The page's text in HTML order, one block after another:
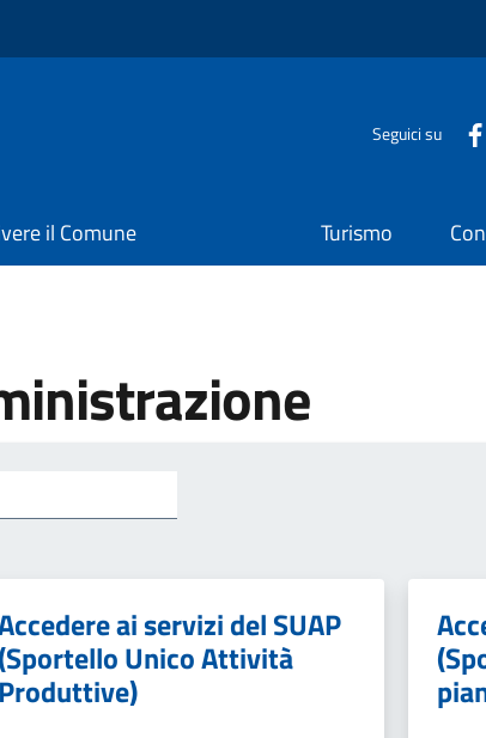
Seguici su
il Comune Turismo
ai servizi del SUAP
(Sportello Unico Attività
Produttive)